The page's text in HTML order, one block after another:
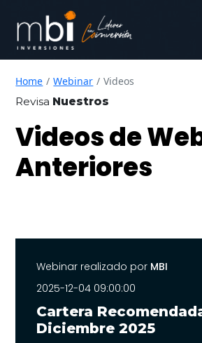
Home Webinar
Videos
Revisa Nuestros
Videos de
Anteriores
Webinar realizado por MBI
2025-12-04 09:00:00
Cartera
Diciembre 2025